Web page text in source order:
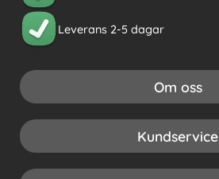
Leverans 2-5 dagar
Om oss
Kundservice